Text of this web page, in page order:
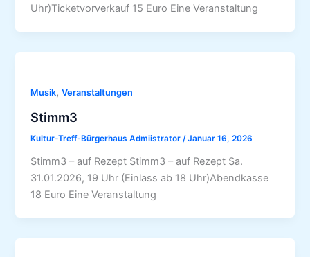
Uhr)Ticketvorverkauf 15 Euro Eine Veranstaltung
Musik,Veranstaltungen
Stimm3
Kultur-Treff-Bürgerhaus Admiistrator /Januar 16, 2026
Stimm3 – auf Rezept Stimm3 – auf Rezept Sa.
31.01.2026, 19 Uhr (Einlass ab 18 Uhr)Abendkasse
18 Euro Eine Veranstaltung